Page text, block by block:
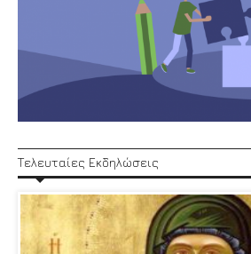
Τελευταίες Εκδηλώσεις